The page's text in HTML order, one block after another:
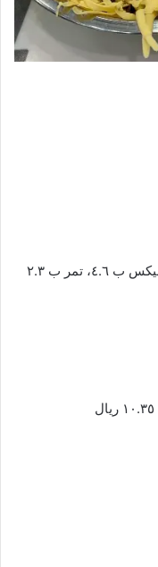
إضافات: جبن شدر ب ٣.٤٥، كورن فليكس ب ٤.٦، تمر ب ٢.٣